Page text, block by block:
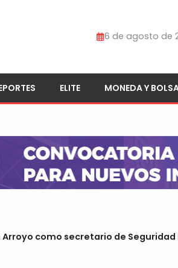
6 de agosto de
ELITE MONEDA Y
como secretario de Seguridad